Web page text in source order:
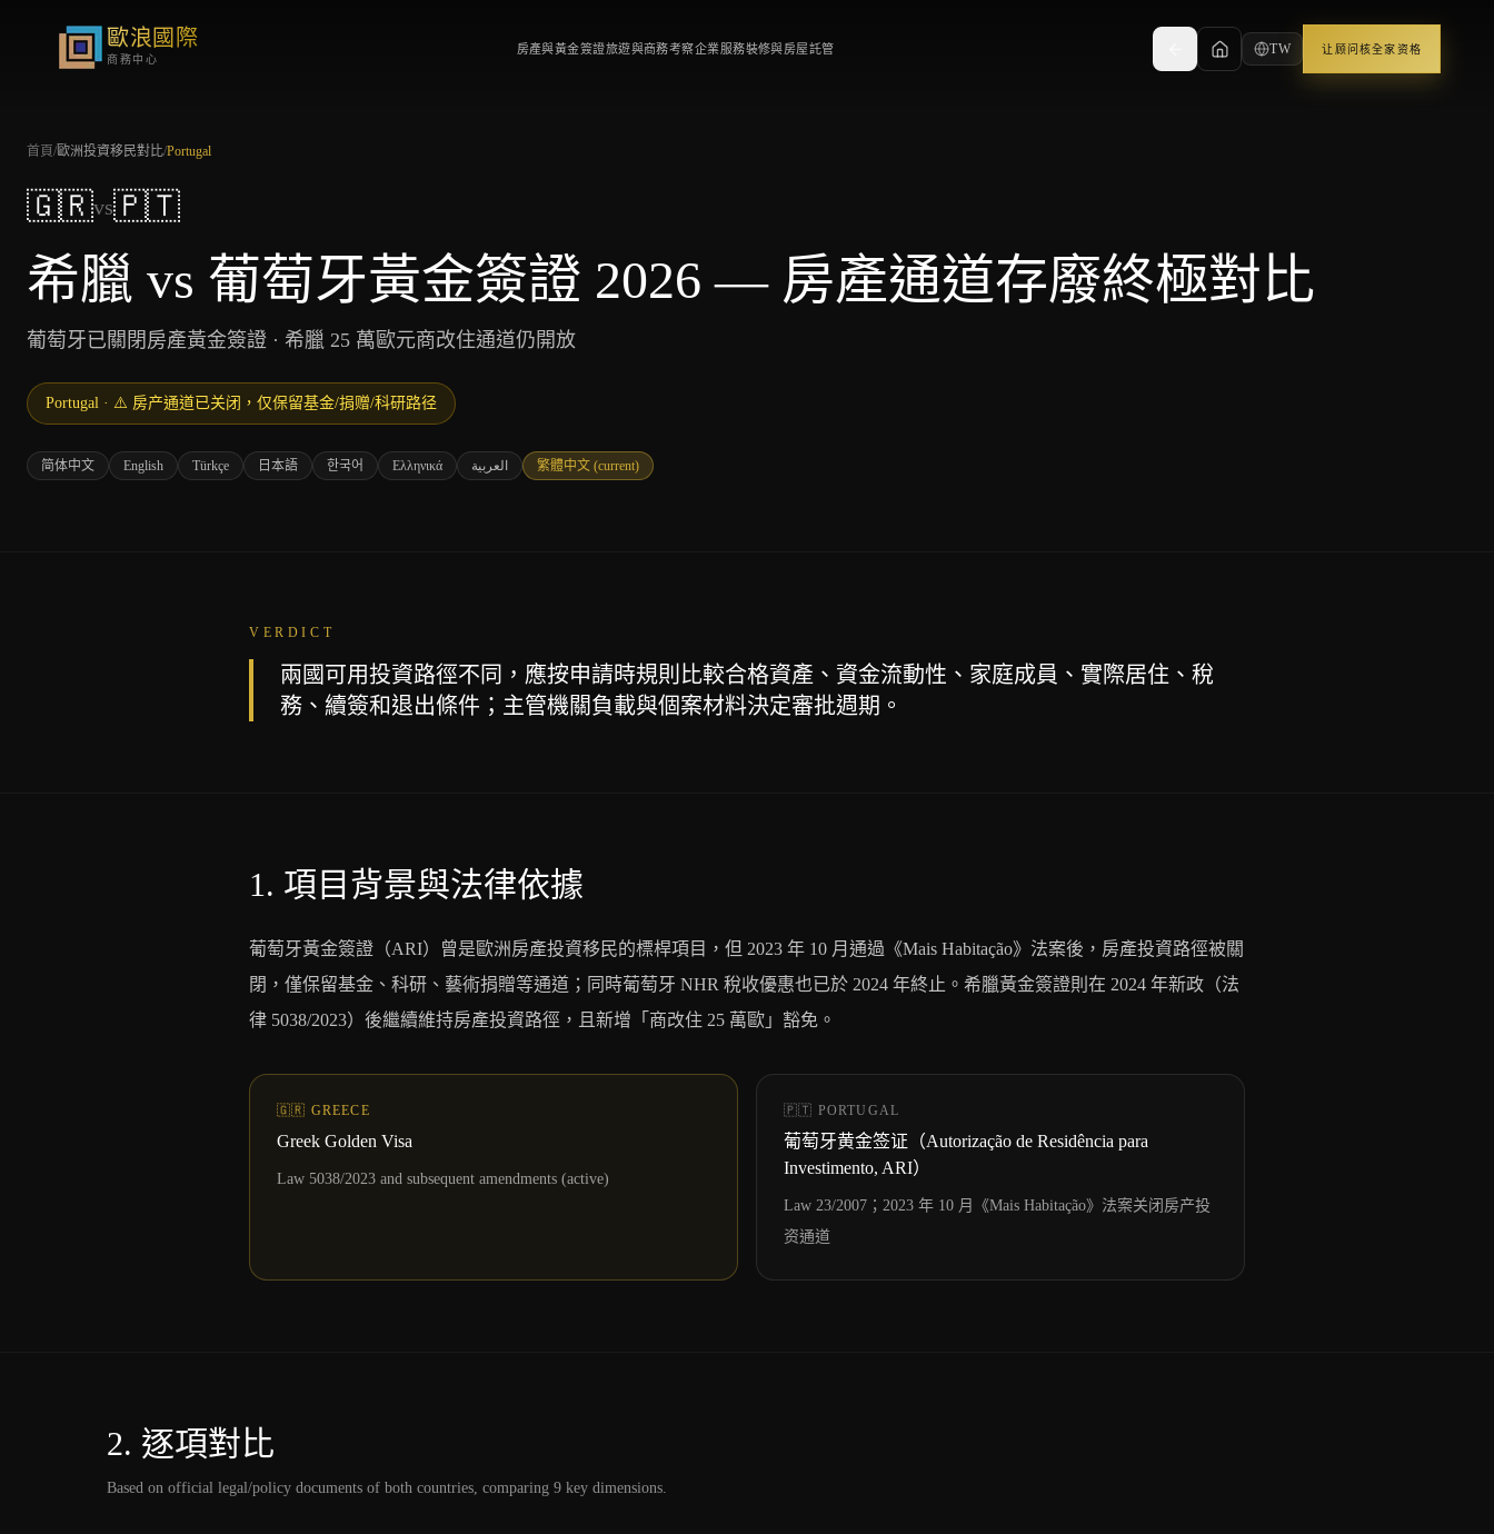
歐浪國際
商務中心
房產與黃金簽證旅遊與商務考察企業服務裝修與房屋託管 TW 让顾问核全家资格
首頁/歐洲投資移民對比/Portugal
🇬🇷vs🇵🇹
希臘 vs 葡萄牙黃金簽證 2026 — 房產通道存廢終極對比
葡萄牙已關閉房產黃金簽證 · 希臘 25 萬歐元商改住通道仍開放
Portugal · ⚠️ 房产通道已关闭，仅保留基金/捐赠/科研路径
简体中文 English Türkçe 日本語 한국어 Ελληνικά العربية 繁體中文 (current)
VERDICT
兩國可用投資路徑不同，應按申請時規則比較合格資產、資金流動性、家庭成員、實際居住、稅
務、續簽和退出條件；主管機關負載與個案材料決定審批週期。
1. 項目背景與法律依據
葡萄牙黃金簽證（ARI）曾是歐洲房產投資移民的標桿項目，但 2023 年 10 月通過《Mais Habitação》法案後，房產投資路徑被關
閉，僅保留基金、科研、藝術捐贈等通道；同時葡萄牙 NHR 稅收優惠也已於 2024 年終止。希臘黃金簽證則在 2024 年新政（法
律 5038/2023）後繼續維持房產投資路徑，且新增「商改住 25 萬歐」豁免。
🇬🇷 GREECE
Greek Golden Visa
Law 5038/2023 and subsequent amendments (active)
🇵🇹 PORTUGAL
葡萄牙黄金签证（Autorização de Residência para
Investimento, ARI）
Law 23/2007；2023 年 10 月《Mais Habitação》法案关闭房产投
资通道
2. 逐項對比
Based on official legal/policy documents of both countries, comparing 9 key dimensions.